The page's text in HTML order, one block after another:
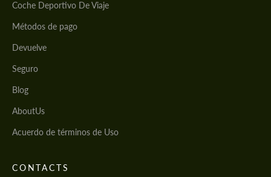
Coche Deportivo De Viaje
Métodos de pago
Devuelve
Seguro
Blog
AboutUs
Acuerdo de términos de Uso
CONTACTS